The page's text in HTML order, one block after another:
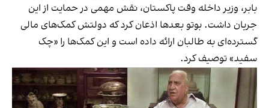
بابر، وزیر داخله وقت پاکستان، نقش مهمی در حمایت از این
جریان داشت. بوتو بعدها اذعان کرد که دولتش کمک‌های مالی
گسترده‌ای به طالبان ارائه داده است و این کمک‌ها را «چک
سفید» توصیف کرد.